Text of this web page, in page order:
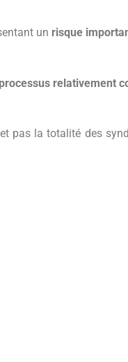
un risque
processus relativement
et pas la totalité des